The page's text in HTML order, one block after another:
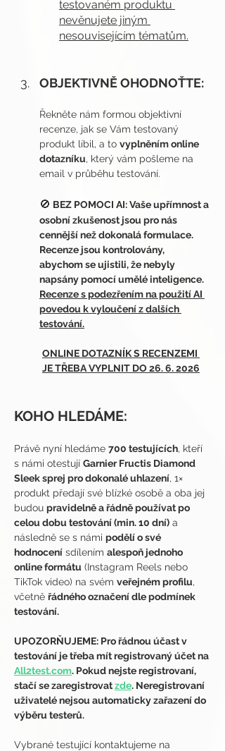
testovaném produktu
nevěnujete jiným
nesouvisejícím tématům.
OBJEKTIVNĚ OHODNOŤTE:
Řekněte nám formou objektivní
recenze, jak se Vám testovaný
produkt líbil, a to vyplněním online
dotazníku, který vám pošleme na
email v průběhu testování.
🚫 BEZ POMOCI AI: Vaše upřímnost a
osobní zkušenost jsou pro nás
cennější než dokonalá formulace.
Recenze jsou kontrolovány,
abychom se ujistili, že nebyly
napsány pomocí umělé inteligence.
Recenze s podezřením na použití AI
povedou k vyloučení z dalších
testování.
ONLINE DOTAZNÍK S RECENZEMI
JE TŘEBA VYPLNIT DO 26. 6. 2026
KOHO HLEDÁME:
Právě nyní hledáme 700 testujících, kteří
s námi otestují Garnier Fructis Diamond
Sleek sprej pro dokonalé uhlazení, 1×
produkt předají své blízké osobě a oba jej
budou pravidelně a řádně používat po
celou dobu testování (min. 10 dní) a
následně se s námi podělí o své
hodnocení sdílením alespoň jednoho
online formátu (Instagram Reels nebo
TikTok video) na svém veřejném profilu,
včetně řádného označení dle podmínek
testování.
UPOZORŇUJEME: Pro řádnou účast v
testování je třeba mít registrovaný účet na
All2test.com. Pokud nejste registrovaní,
stačí se zaregistrovat zde. Neregistrovaní
uživatelé nejsou automaticky zařazení do
výběru testerů.
Vybrané testující kontaktujeme na